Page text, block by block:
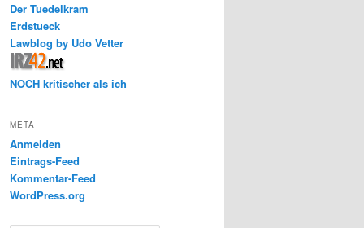
Der Tuedelkram
Erdstueck
Lawblog by Udo Vetter
NOCH kritischer als ich
META
Anmelden
Eintrags-Feed
Kommentar-Feed
WordPress.org